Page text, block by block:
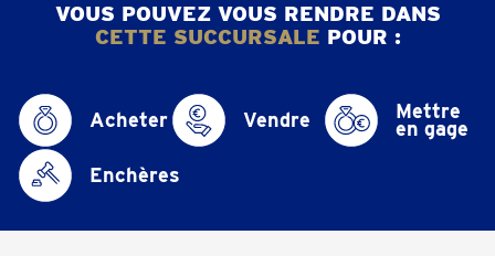
VOUS POUVEZ VOUS RENDRE DANS
CETTE SUCCURSALE POUR :
Acheter Vendre Mettre
en gage
Enchères